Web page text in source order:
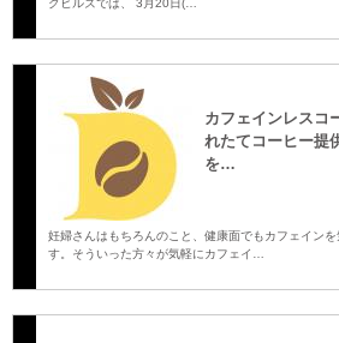
クヒルズでは、 3月20日(…
カフェインレスコ
れたてコーヒー提
を…
妊婦さんはもちろんのこと、健康面でもカフェイン
す。そういった方々が気軽にカフェイ…